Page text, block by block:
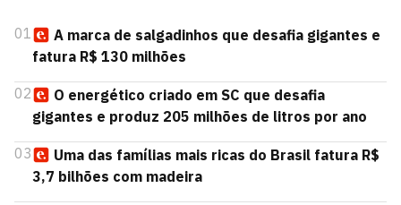
01
A marca de salgadinhos que desafia gigantes e
fatura R$ 130 milhões
02
O energético criado em SC que desafia
gigantes e produz 205 milhões de litros por ano
03
Uma das famílias mais ricas do Brasil fatura R$
3,7 bilhões com madeira